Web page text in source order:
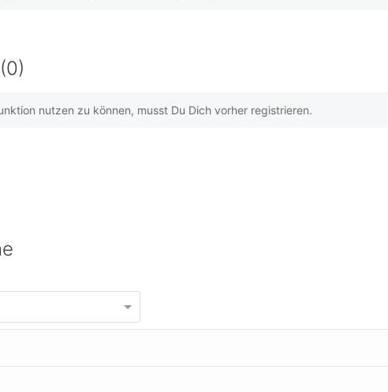
nutzen zu können, musst Du Dich vorher registrieren.